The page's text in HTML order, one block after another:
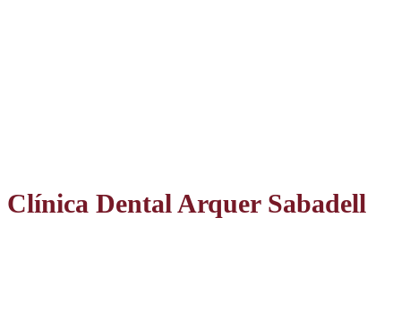
Clínica Dental Arquer Sabadell